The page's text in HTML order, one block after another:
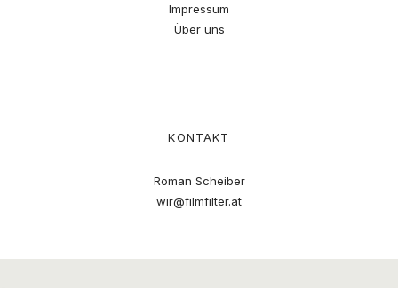
Impressum
Über uns
KONTAKT
Roman Scheiber
wir@filmfilter.at